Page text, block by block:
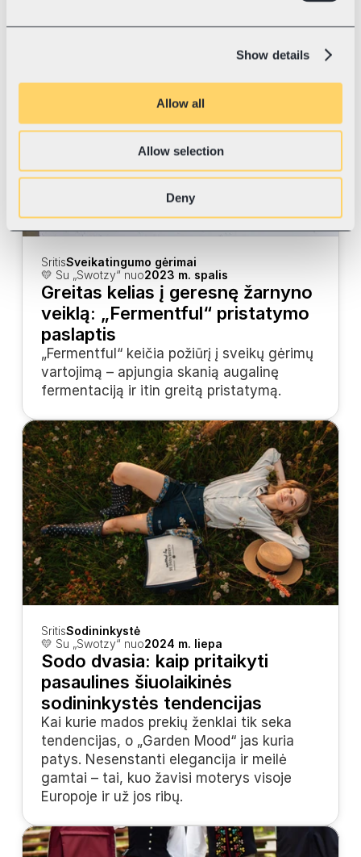
Show details
Allow all
Allow selection
Deny
37 šalis.
SritisSveikatingumo gėrimai
💛 Su „Swotzy“ nuo2023 m. spalis
Greitas kelias į geresnę žarnyno
veiklą: „Fermentful“ pristatymo
paslaptis
„Fermentful“ keičia požiūrį į sveikų gėrimų
vartojimą – apjungia skanią augalinę
fermentaciją ir itin greitą pristatymą.
SritisSodininkystė
💛 Su „Swotzy“ nuo2024 m. liepa
Sodo dvasia: kaip pritaikyti
pasaulines šiuolaikinės
sodininkystės tendencijas
Kai kurie mados prekių ženklai tik seka
tendencijas, o „Garden Mood“ jas kuria
patys. Nesenstanti elegancija ir meilė
gamtai – tai, kuo žavisi moterys visoje
Europoje ir už jos ribų.